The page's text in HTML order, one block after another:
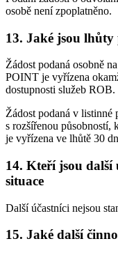
osobě není zpoplatněno.
13. Jaké jsou
Žádost podaná osobně
POINT je vyřízena
dostupnosti služeb ROB.
Žádost podaná v listinné
s rozšířenou působností,
je vyřízena ve lhůtě 30
14. Kteří jsou další
situace
Další účastníci nejsou
15. Jaké další